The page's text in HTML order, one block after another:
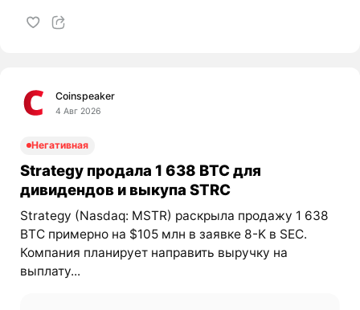
Coinspeaker
4 Авг 2026
Негативная
Strategy продала 1 638 BTC для
дивидендов и выкупа STRC
Strategy (Nasdaq: MSTR) раскрыла продажу 1 638
BTC примерно на $105 млн в заявке 8-K в SEC.
Компания планирует направить выручку на
выплату...